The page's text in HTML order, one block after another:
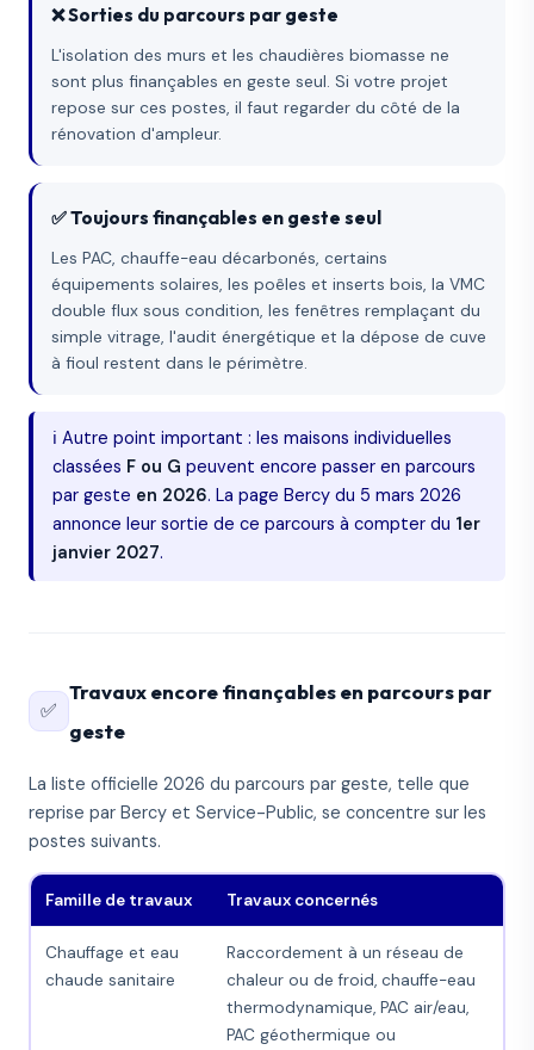
❌ Sorties du parcours par geste
L'isolation des murs et les chaudières biomasse ne
sont plus finançables en geste seul. Si votre projet
repose sur ces postes, il faut regarder du côté de la
rénovation d'ampleur.
✅ Toujours finançables en geste seul
Les PAC, chauffe-eau décarbonés, certains
équipements solaires, les poêles et inserts bois, la VMC
double flux sous condition, les fenêtres remplaçant du
simple vitrage, l'audit énergétique et la dépose de cuve
à fioul restent dans le périmètre.
ℹ️ Autre point important : les maisons individuelles
classées F ou G peuvent encore passer en parcours
par geste en 2026. La page Bercy du 5 mars 2026
annonce leur sortie de ce parcours à compter du 1er
janvier 2027.
✅
Travaux encore finançables en parcours par
geste
La liste officielle 2026 du parcours par geste, telle que
reprise par Bercy et Service-Public, se concentre sur les
postes suivants.
Famille de travaux Travaux concernés
Chauffage et eau
chaude sanitaire
Raccordement à un réseau de
chaleur ou de froid, chauffe-eau
thermodynamique, PAC air/eau,
PAC géothermique ou